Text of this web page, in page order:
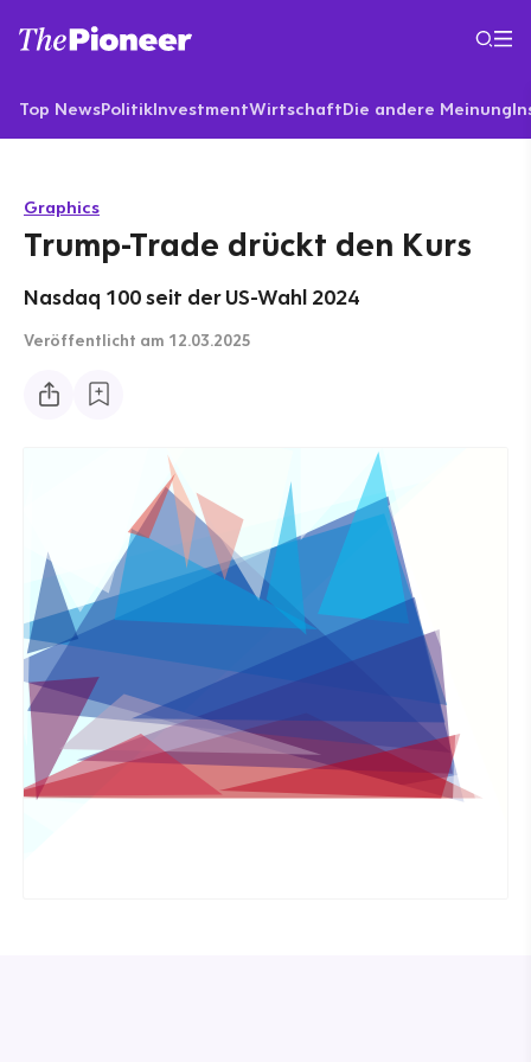
Top NewsPolitikInvestmentWirtschaftDie andere Meinung
Graphics
Trump-Trade drückt den Kurs
Nasdaq 100 seit der US-Wahl 2024
Veröffentlicht am 12.03.2025